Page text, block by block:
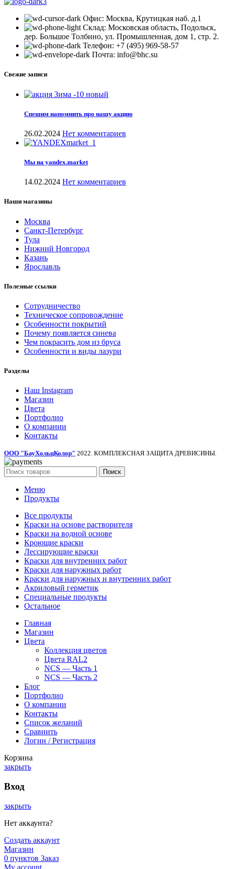
Офис: Москва, Крутицкая наб. д.1
Склад: Московская область, Подольск,
дер. Большое Толбино, ул. Промышленная, дом 1, стр. 2.
Телефон: +7 (495) 969-58-57
Почта: info@bhc.su
Свежие записи
Спешим напомнить про нашу акцию
26.02.2024 Нет комментариев
Мы на yandex.market
14.02.2024 Нет комментариев
Наши магазины
Москва
Санкт-Петербург
Тула
Нижний Новгород
Казань
Ярославль
Полезные ссылки
Сотрудничество
Техническое сопровождение
Особенности покрытий
Почему появляется синева
Чем покрасить дом из бруса
Особенности и виды лазури
Разделы
Наш Instagram
Магазин
Цвета
Портфолио
О компании
Контакты
ООО "БауХольцКолор" 2022. КОМПЛЕКСНАЯ ЗАЩИТА ДРЕВИСИНЫ.
Поиск
Меню
Продукты
Все продукты
Краски на основе растворителя
Краски на водной основе
Кроющие краски
Лессирующие краски
Краски для внутренних работ
Краски для наружных работ
Краски для наружных и внутренних работ
Акриловый герметик
Специальные продукты
Остальное
Главная
Магазин
Цвета
Коллекция цветов
Цвета RAL2
NCS — Часть 1
NCS — Часть 2
Блог
Портфолио
О компании
Контакты
Список желаний
Сравнить
Логин / Регистрация
Корзина
закрыть
Вход
закрыть
Нет аккаунта?
Создать аккаунт
Магазин
0 пунктов Заказ
My account